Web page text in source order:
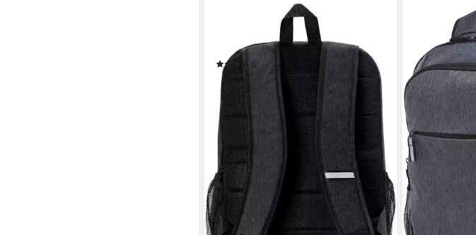
Rucksack Pavilion Gaming-Rucksack
300
(2)
37,28 €
lieferbar - in 4-5 Werktagen bei dir